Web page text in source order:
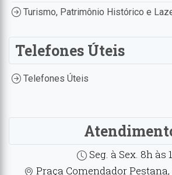
Turismo, Patrimônio Histórico e
Telefones Úteis
Telefones Úteis
Seg. à Sex. 8h às
Praça Comendador Pestana,